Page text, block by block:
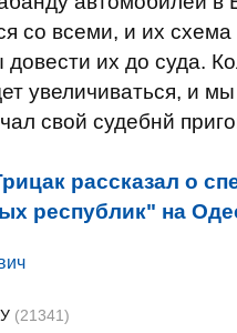
со всеми, и их
их до суда.
увеличиваться, и
свой судебнй
рассказал о
республик" на
(21341)